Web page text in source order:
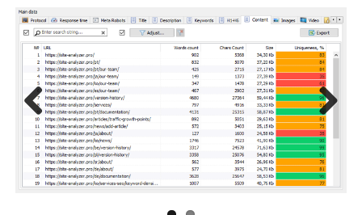
Previous Next